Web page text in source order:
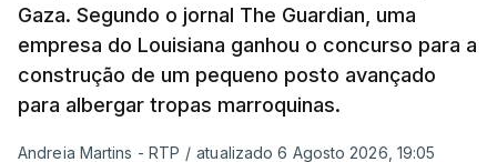
Gaza. Segundo o jornal The Guardian, uma
empresa do Louisiana ganhou o concurso para a
construção de um pequeno posto avançado
para albergar tropas marroquinas.
Andreia Martins - RTP / atualizado 6 Agosto 2026, 19:05